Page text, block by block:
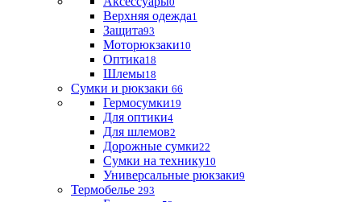
Верхняя одежда1
Защита93
Моторюкзаки10
Оптика18
Шлемы18
Сумки и рюкзаки 66
Гермосумки19
Для оптики4
Для шлемов2
Дорожные сумки22
Сумки на технику10
Универсальные рюкзаки9
Термобелье 293